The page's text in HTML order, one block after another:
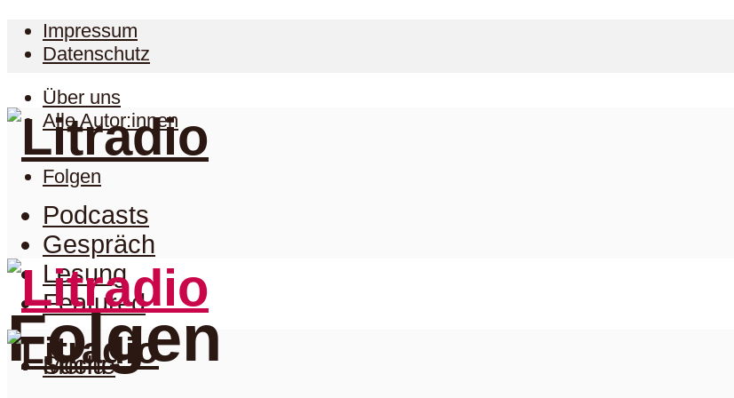
Impressum
Datenschutz
Über uns
Alle Autor:innen
Folgen
Folgen
Podcasts
Gespräch
Lesung
Featured
Menu
Suche